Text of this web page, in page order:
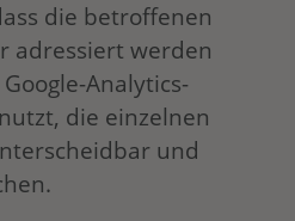
die betroffenen
adressiert werden
Analytics-
die einzelnen
und